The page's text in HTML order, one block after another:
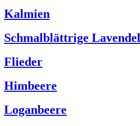
Kalmien
Schmalblättrige Lavendel
Flieder
Himbeere
Loganbeere